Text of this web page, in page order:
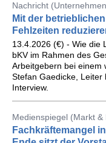
Nachricht
Mit der
Fehlzeiten
13.4.2026 (€) - Wie die
bKV im Rahmen des
Arbeitgebern bei einem
Stefan Gaedicke, Leiter
Interview.
Medienspiegel (Markt
Fachkräftemangel